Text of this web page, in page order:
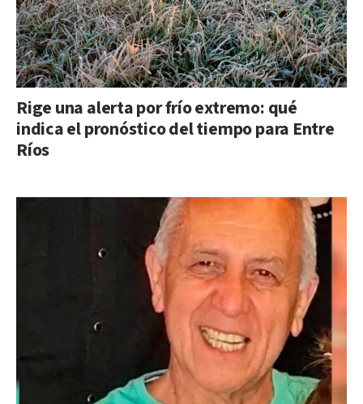
Rige una alerta por frío extremo: qué
indica el pronóstico del tiempo para Entre
Ríos